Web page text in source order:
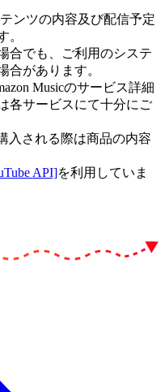
ンツの内容及び配信予定
。
合でも、ご利用のシステ
合があります。
Musicのサービス詳細
各サービスにて十分にご
入される際は商品の内容
API]を利用していま